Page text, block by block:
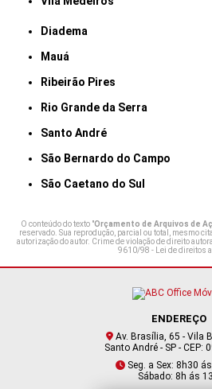
Diadema
Mauá
Ribeirão Pires
Rio Grande da Serra
Santo André
São Bernardo do Campo
São Caetano do Sul
O conteúdo do texto "Orçamento de Arquivos de
reservado. Sua reprodução, parcial ou total, mesmo
autorização do autor. Crime de violação de direito
9610/98 - Lei de direitos
ENDEREÇO
Av. Brasília, 65 - Vila
Santo André - SP - CEP:
Seg. a Sex: 8h30
Sábado: 8h ás